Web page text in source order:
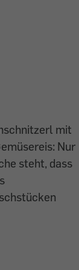
mit
Nur
steht, dass